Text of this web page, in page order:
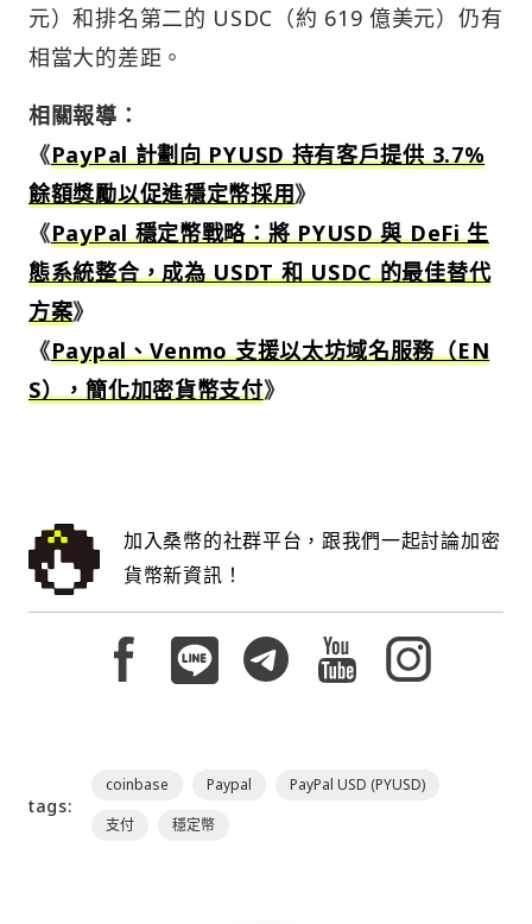
元）和排名第二的 USDC（約 619 億美元）仍有
相當大的差距。
相關報導：
《PayPal 計劃向 PYUSD 持有客戶提供 3.7%
餘額獎勵以促進穩定幣採用》
《PayPal 穩定幣戰略：將 PYUSD 與 DeFi 生
態系統整合，成為 USDT 和 USDC 的最佳替代
方案》
《Paypal、Venmo 支援以太坊域名服務（EN
S），簡化加密貨幣支付》
加入桑幣的社群平台，跟我們一起討論加密
貨幣新資訊！
tags:
coinbase Paypal
PayPal USD (PYUSD)
支付
穩定幣